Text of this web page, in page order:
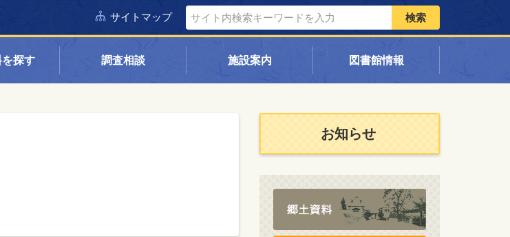
サイトマップ 検索
探す 調査相談 施設案内 図書館情報
お知らせ